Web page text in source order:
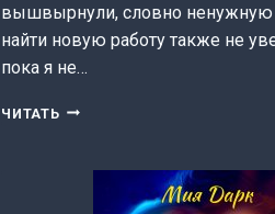
вышвырнули, словно
найти новую работу также не
пока я не…
ЧИТАТЬ МОЙ
(ВЕЛЕНА